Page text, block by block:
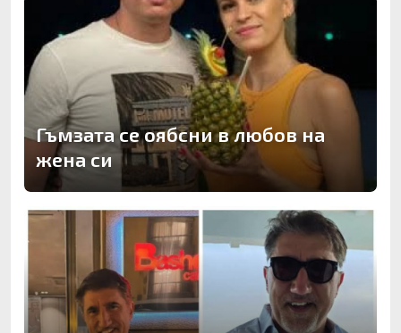
Гъмзата се оябсни в любов на
жена си